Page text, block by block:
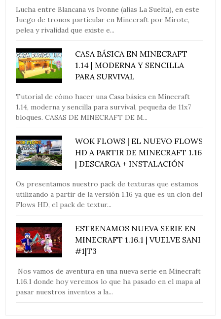
Lucha entre Blancana vs Ivonne (alias La Suelta), en este
Juego de tronos particular en Minecraft por Mirote,
pelea y rivalidad que existe e...
CASA BÁSICA EN MINECRAFT
1.14 | MODERNA Y SENCILLA
PARA SURVIVAL
Tutorial de cómo hacer una Casa básica en Minecraft
1.14, moderna y sencilla para survival, pequeña de 11x7
bloques. CASAS DE MINECRAFT DE M...
WOK FLOWS | EL NUEVO FLOWS
HD A PARTIR DE MINECRAFT 1.16
| DESCARGA + INSTALACIÓN
Os presentamos nuestro pack de texturas que estamos
utilizando a partir de la versión 1.16 ya que es un clon del
Flows HD, el pack de textur...
ESTRENAMOS NUEVA SERIE EN
MINECRAFT 1.16.1 | VUELVE SANI
#1|T3
Nos vamos de aventura en una nueva serie en Minecraft
1.16.1 donde hoy veremos lo que ha pasado en el mapa al
pasar nuestros inventos a la...